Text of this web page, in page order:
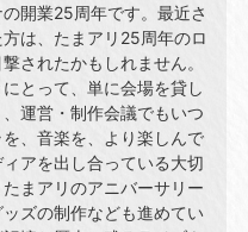
開業25周年です。最近さ
は、たまアリ25周年のロ
されたかもしれません。
とって、単に会場を貸し
運営・制作会議でもいつ
、⾳楽を、より楽しんで
アを出し合っている⼤切
まアリのアニバーサリー
ズの制作なども進めてい